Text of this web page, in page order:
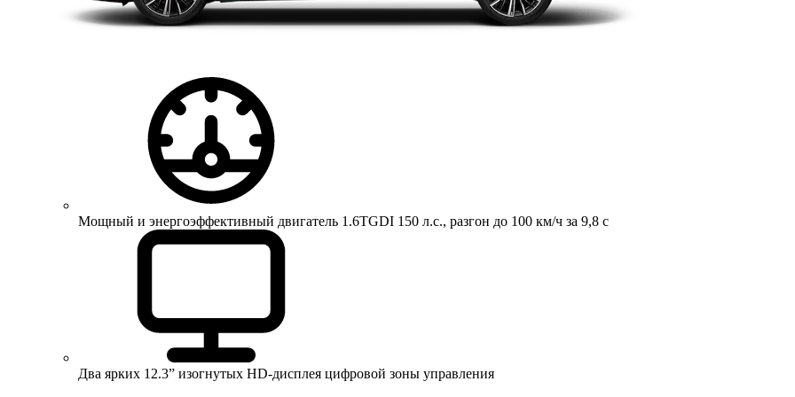
Мощный и энергоэффективный двигатель 1.6TGDI 150 л.с., разгон до 100 км/ч за 9,8 с
Два ярких 12.3” изогнутых HD-дисплея цифровой зоны управления